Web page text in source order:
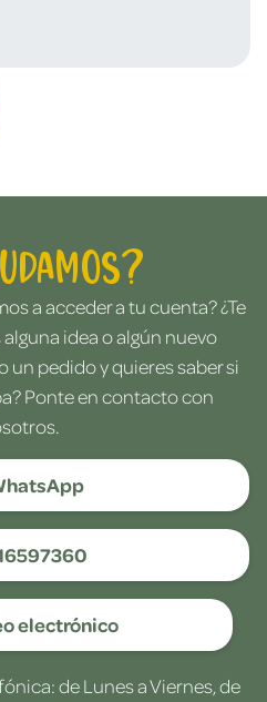
a acceder a tu cuenta? ¿Te
idea o algún nuevo
un pedido y quieres saber si
Ponte en contacto con
electrónico
de Lunes a Viernes, de